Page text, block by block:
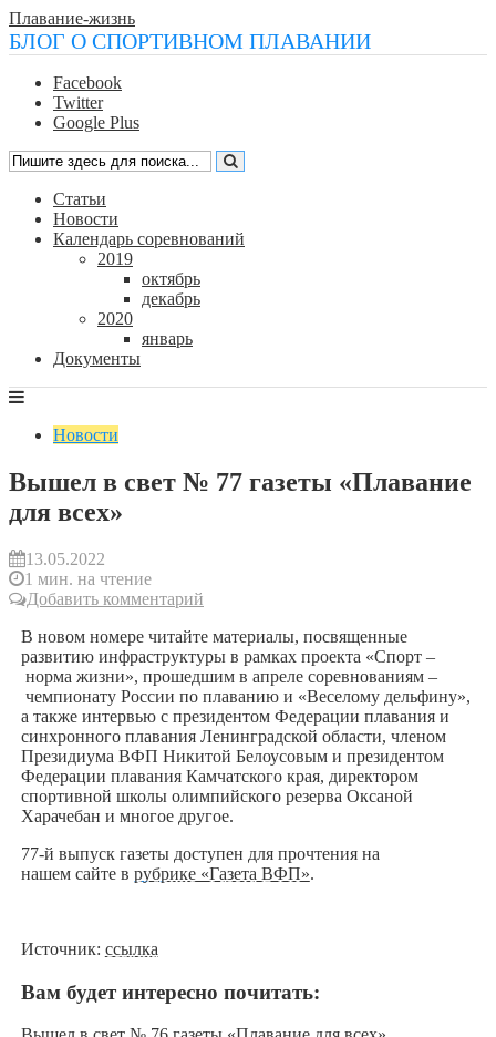
Плавание-жизнь
БЛОГ О СПОРТИВНОМ ПЛАВАНИИ
Facebook
Twitter
Google Plus
Статьи
Новости
Календарь соревнований
2019
октябрь
декабрь
2020
январь
Документы
Новости
Вышел в свет № 77 газеты «Плавание
для всех»
13.05.2022
1 мин. на чтение
Добавить комментарий
В новом номере читайте материалы, посвященные
развитию инфраструктуры в рамках проекта «Спорт –
норма жизни», прошедшим в апреле соревнованиям –
чемпионату России по плаванию и «Веселому дельфину»,
а также интервью с президентом Федерации плавания и
синхронного плавания Ленинградской области, членом
Президиума ВФП Никитой Белоусовым и президентом
Федерации плавания Камчатского края, директором
спортивной школы олимпийского резерва Оксаной
Харачебан и многое другое.
77-й выпуск газеты доступен для прочтения на
нашем сайте в рубрике «Газета ВФП».
Источник: ссылка
Вам будет интересно почитать: